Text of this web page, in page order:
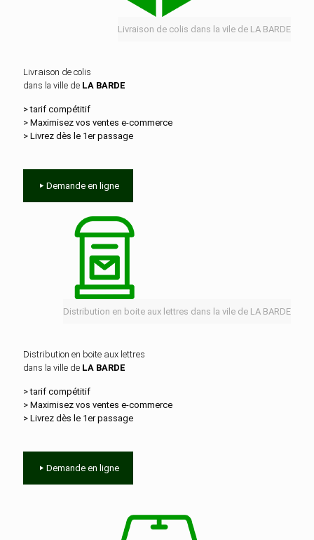
Livraison de colis dans la vile de LA BARDE
Livraison de colis
dans la ville de LA BARDE
> tarif compétitif
> Maximisez vos ventes e‑commerce
> Livrez dès le 1er passage
Demande en ligne
Distribution en boite aux lettres dans la vile de LA BARDE
Distribution en boite aux lettres
dans la ville de LA BARDE
> tarif compétitif
> Maximisez vos ventes e‑commerce
> Livrez dès le 1er passage
Demande en ligne